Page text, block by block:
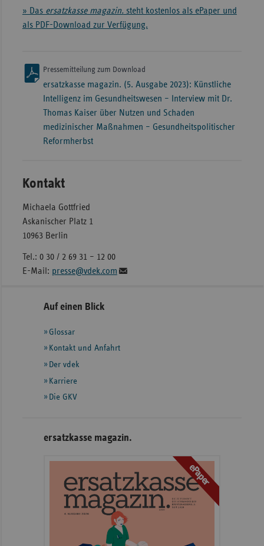
» Das ersatzkasse magazin.steht kostenlos als ePaper und
als PDF-Download zur Verfügung.
Pressemitteilung zum Download
ersatzkasse magazin. (5. Ausgabe 2023): Künstliche
Intelligenz im Gesundheitswesen – Interview mit Dr.
Thomas Kaiser über Nutzen und Schaden
medizinischer Maßnahmen – Gesundheitspolitischer
Reformherbst
Kontakt
Michaela Gottfried
Askanischer Platz 1
10963 Berlin
Tel.: 0 30 / 2 69 31 – 12 00
E-Mail: presse@vdek.com
Seitennavigation
Seitenleiste
weiteren
Informationen
Auf einen Blick
Glossar
Kontakt und Anfahrt
Der vdek
Karriere
Die GKV
ersatzkasse magazin.
ePaper